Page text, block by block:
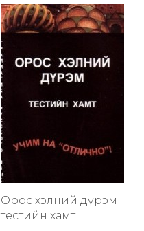
Орос хэлний дүрэм
тестийн хамт